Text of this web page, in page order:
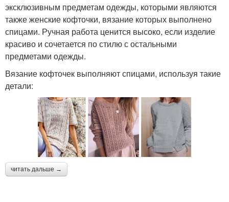
эксклюзивным предметам одежды, которыми являются
также женские кофточки, вязание которых выполнено
спицами. Ручная работа ценится высоко, если изделие
красиво и сочетается по стилю с остальными
предметами одежды.
Вязание кофточек выполняют спицами, используя такие
детали:
читать дальше →